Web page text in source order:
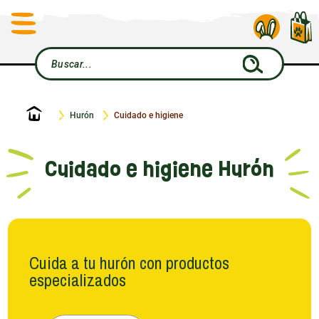
Inicio Hurón Cuidado e higiene
Cuidado e higiene Hurón
Cuida a tu hurón con productos
especializados